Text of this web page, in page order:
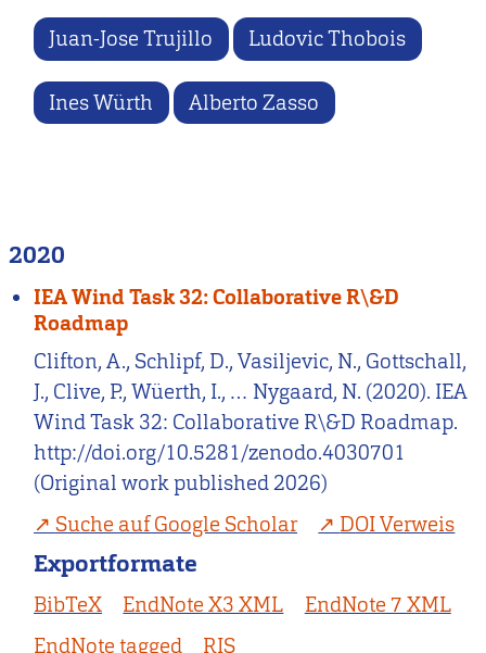
Juan-Jose Trujillo Ludovic Thobois
Ines Würth Alberto Zasso
2020
IEA Wind Task 32: Collaborative R\&D
Roadmap
Clifton, A., Schlipf, D., Vasiljevic, N., Gottschall,
J., Clive, P., Wüerth, I., … Nygaard, N. (2020). IEA
Wind Task 32: Collaborative R\&D Roadmap.
http://doi.org/10.5281/zenodo.4030701
(Original work published 2026)
Suche auf Google Scholar
DOI Verweis
Exportformate
BibTeX EndNote X3 XML
EndNote 7 XML
EndNote tagged
RIS